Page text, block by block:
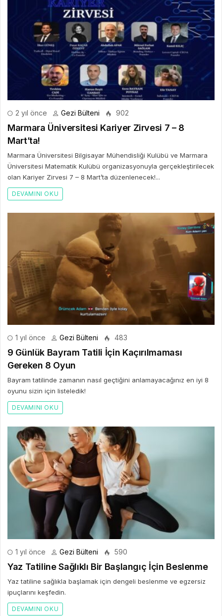
2 yıl önce Gezi Bülteni 902
Marmara Üniversitesi Kariyer Zirvesi 7 – 8
Mart’ta!
Marmara Üniversitesi Bilgisayar Mühendisliği Kulübü ve Marmara
Üniversitesi Matematik Kulübü organizasyonuyla gerçekleştirilecek
olan Kariyer Zirvesi 7 – 8 Mart’ta düzenlenecek!...
DEVAMINI OKU
1 yıl önce Gezi Bülteni 483
9 Günlük Bayram Tatili İçin Kaçırılmaması
Gereken 8 Oyun
Bayram tatilinde zamanın nasıl geçtiğini anlamayacağınız en iyi 8
oyunu sizin için listeledik!
DEVAMINI OKU
1 yıl önce Gezi Bülteni 590
Yaz Tatiline Sağlıklı Bir Başlangıç İçin Beslenme
Yaz tatiline sağlıkla başlamak için dengeli beslenme ve egzersiz
ipuçlarını keşfedin.
DEVAMINI OKU